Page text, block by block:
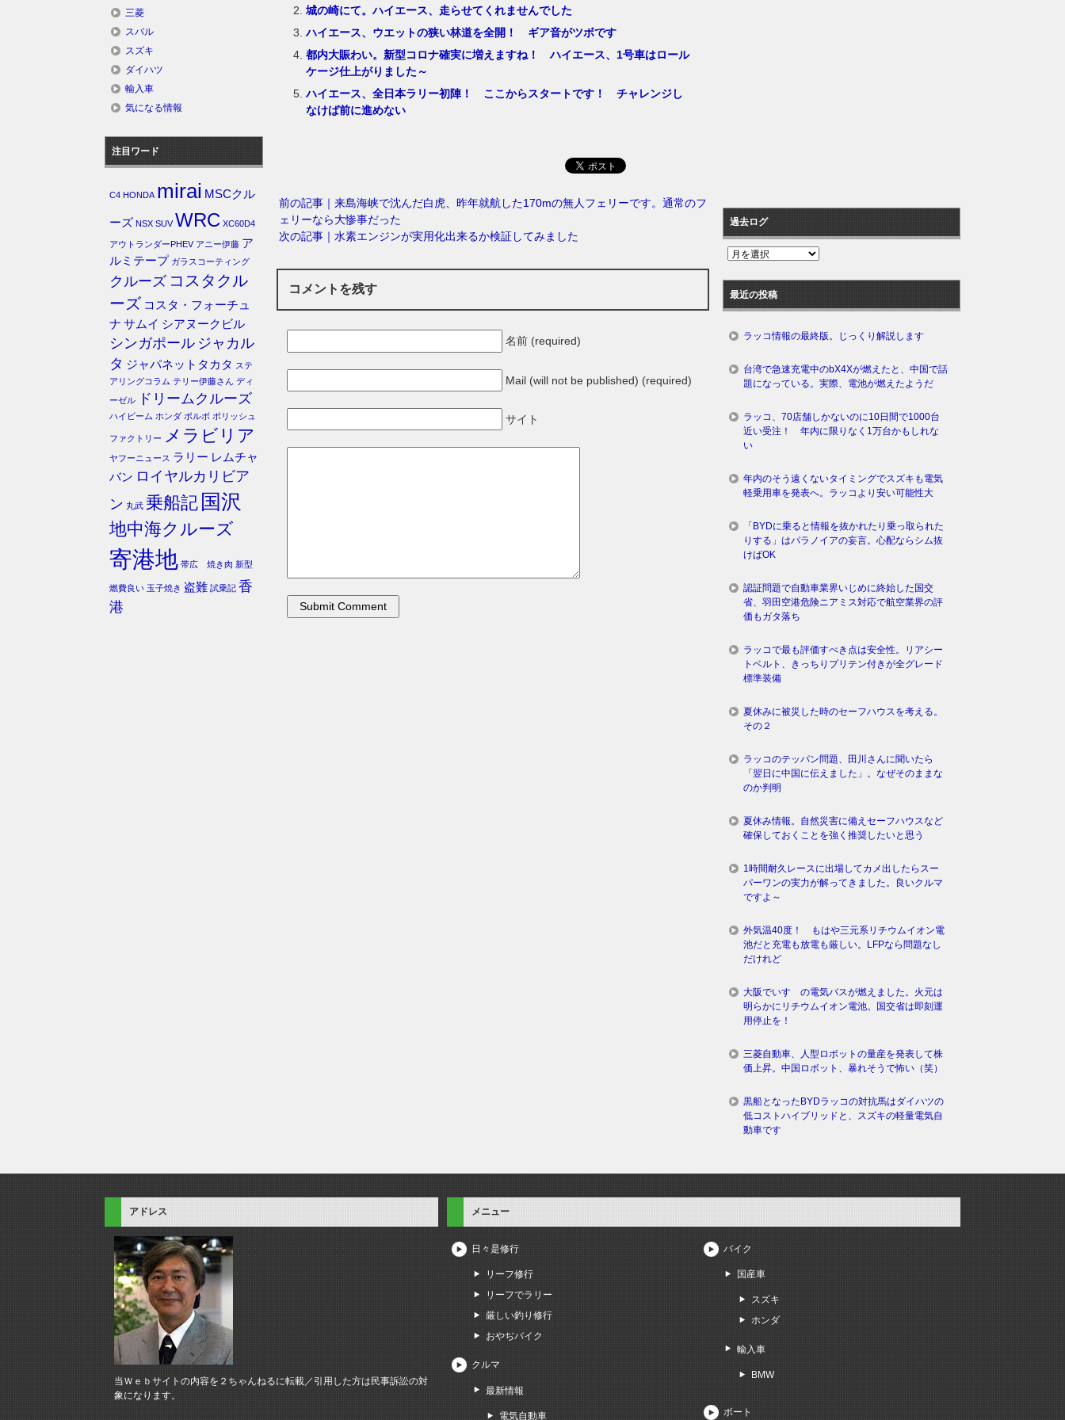
城の崎にて。ハイエース、走らせてくれませんでした
ハイエース、ウエットの狭い林道を全開！ ギア音がツボです
都内大賑わい。新型コロナ確実に増えますね！ ハイエース、1号車はロール
ケージ仕上がりました～
ハイエース、全日本ラリー初陣！ ここからスタートです！ チャレンジし
なけば前に進めない
前の記事｜来島海峡で沈んだ白虎、昨年就航した170mの無人フェリーです。通常のフ
ェリーなら大惨事だった
次の記事｜水素エンジンが実用化出来るか検証してみました
コメントを残す
名前 (required)
Mail (will not be published) (required)
サイト
三菱
スバル
スズキ
ダイハツ
輸入車
気になる情報
注目ワード
C4 HONDA mirai MSCクル
ーズ NSX SUV WRC XC60D4
アウトランダーPHEV アニー伊藤 ア
ルミテープ ガラスコーティング
クルーズ コスタクル
ーズ コスタ・フォーチュ
ナ サムイ シアヌークビル
シンガポール ジャカル
タ ジャパネットタカタ ステ
アリングコラム テリー伊藤さん ディ
ーゼル
ドリームクルーズ
ハイビーム ホンダ ボルボ ポリッシュ
ファクトリー メラビリア
ヤフーニュース ラリー レムチャ
バン ロイヤルカリビア
ン 丸武 乗船記 国沢
地中海クルーズ
寄港地 帯広 焼き肉 新型
燃費良い 玉子焼き 盗難 試乗記 香
港
過去ログ
過
ロ
グ
最近の投稿
ラッコ情報の最終版。じっくり解説します
台湾で急速充電中のbX4Xが燃えたと、中国で話
題になっている。実際、電池が燃えたようだ
ラッコ、70店舗しかないのに10日間で1000台
近い受注！ 年内に限りなく1万台かもしれな
い
年内のそう遠くないタイミングでスズキも電気
軽乗用車を発表へ。ラッコより安い可能性大
「BYDに乗ると情報を抜かれたり乗っ取られた
りする」はパラノイアの妄言。心配ならシム抜
けばOK
認証問題で自動車業界いじめに終始した国交
省、羽田空港危険ニアミス対応で航空業界の評
価もガタ落ち
ラッコで最も評価すべき点は安全性。リアシー
トベルト、きっちりプリテン付きが全グレード
標準装備
夏休みに被災した時のセーフハウスを考える。
その２
ラッコのテッパン問題、田川さんに聞いたら
「翌日に中国に伝えました」。なぜそのままな
のか判明
夏休み情報。自然災害に備えセーフハウスなど
確保しておくことを強く推奨したいと思う
1時間耐久レースに出場してカメ出したらスー
パーワンの実力が解ってきました。良いクルマ
ですよ～
外気温40度！ もはや三元系リチウムイオン電
池だと充電も放電も厳しい。LFPなら問題なし
だけれど
大阪でいすゞの電気バスが燃えました。火元は
明らかにリチウムイオン電池。国交省は即刻運
用停止を！
三菱自動車、人型ロボットの量産を発表して株
価上昇。中国ロボット、暴れそうで怖い（笑）
黒船となったBYDラッコの対抗馬はダイハツの
低コストハイブリッドと、スズキの軽量電気自
動車です
アドレス
当Ｗｅｂサイトの内容を２ちゃんねるに転載／引用した方は民事訴訟の対
象になります。
メニュー
日々是修行
リーフ修行
リーフでラリー
厳しい釣り修行
おやぢバイク
クルマ
最新情報
電気自動車
バイク
国産車
スズキ
ホンダ
輸入車
BMW
ボート